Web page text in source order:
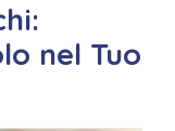
nel Tuo